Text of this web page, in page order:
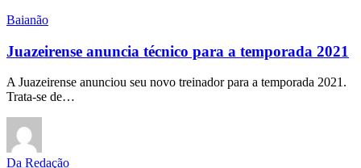
Baianão
Juazeirense anuncia técnico para a temporada 2021
A Juazeirense anunciou seu novo treinador para a temporada 2021.
Trata-se de…
Da Redação